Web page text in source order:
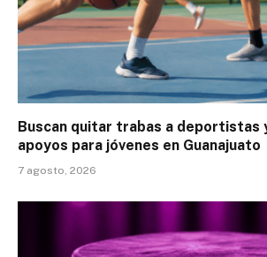
Buscan quitar trabas a deportistas
apoyos para jóvenes en Guanajuato
7 agosto, 2026